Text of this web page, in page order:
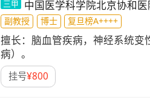
三甲 中国医学科学院北京协和医
副教授
博士 复旦榜A++++
擅长：脑血管疾病，神经系统变
病）。
挂号¥800